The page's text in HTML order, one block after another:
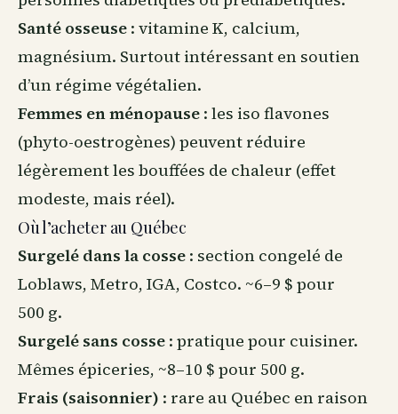
Santé osseuse : vitamine K, calcium,
magnésium. Surtout intéressant en soutien
d’un régime végétalien.
Femmes en ménopause : les iso flavones
(phyto-oestrogènes) peuvent réduire
légèrement les bouffées de chaleur (effet
modeste, mais réel).
Où l’acheter au Québec
Surgelé dans la cosse : section congelé de
Loblaws, Metro, IGA, Costco. ~6–9 $ pour
500 g.
Surgelé sans cosse : pratique pour cuisiner.
Mêmes épiceries, ~8–10 $ pour 500 g.
Frais (saisonnier) : rare au Québec en raison